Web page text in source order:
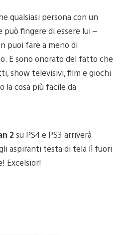
qualsiasi persona con un
può fingere di essere lui –
puoi fare a meno di
E sono onorato del fatto che
show televisivi, film e giochi
la cosa più facile da
2su PS4 e PS3 arriverà
aspiranti testa di tela lì fuori
Excelsior!